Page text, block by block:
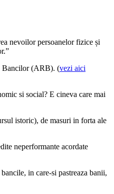
nevoilor persoanelor fizice și
Bancilor (ARB). (vezi aici
si social? E cineva care mai
istoric), de masuri in forta ale
neperformante acordate
in care-si pastreaza banii,